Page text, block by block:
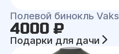
Полевой бинокль Vaks
4000 ₽
Подарки для дачи